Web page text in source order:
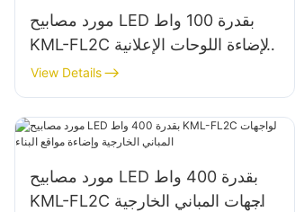
مورد مصابيح LED بقدرة 100 واط
KML-FL2C لإضاءة اللوحات الإعلانية
الخارجية واللافتات الكبيرة
View Details
مورد مصابيح LED بقدرة 400 واط
KML-FL2C لواجهات المباني الخارجية